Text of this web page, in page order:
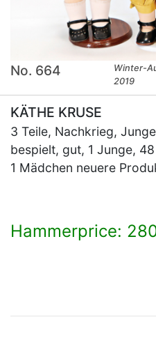
No. 664
Winter-
2019
KÄTHE KRUSE
3 Teile, Nachkrieg,
bespielt, gut, 1 Junge,
1 Mädchen neuere
Hammerprice: